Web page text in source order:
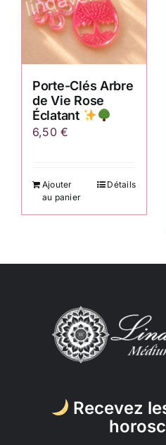
Porte-Clés Arbre
de Vie Rose
Éclatant
6,50€
Ajouter
au panier
Détails
Recevez